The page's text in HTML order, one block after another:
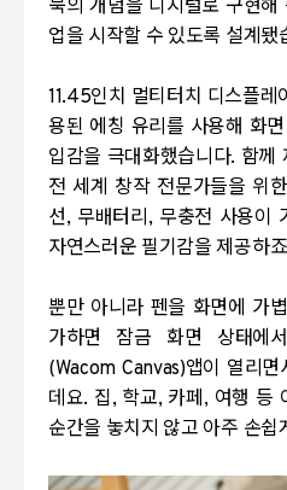
북의 개념을 디지털로 구현
업을 시작할 수 있도록 설계됐
11.45인치 멀티터치 디스플레
용된 에칭 유리를 사용해 화
입감을 극대화했습니다. 함께
전 세계 창작 전문가들을 위
선, 무배터리, 무충전 사용이
자연스러운 필기감을 제공하죠
뿐만 아니라 펜을 화면에 가
가하면 잠금 화면 상태에
(Wacom Canvas)앱이 열리면
데요. 집, 학교, 카페, 여행 등
순간을 놓치지 않고 아주 손쉽